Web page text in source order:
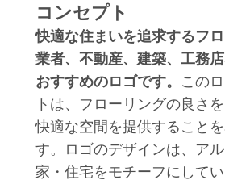
コンセプト
快適な住まいを追求するフ
業者、不動産、建築、工務
おすすめのロゴです。 この
トは、フローリングの良さを
快適な空間を提供すること
す。ロゴのデザインは、ア
家・住宅をモチーフにして